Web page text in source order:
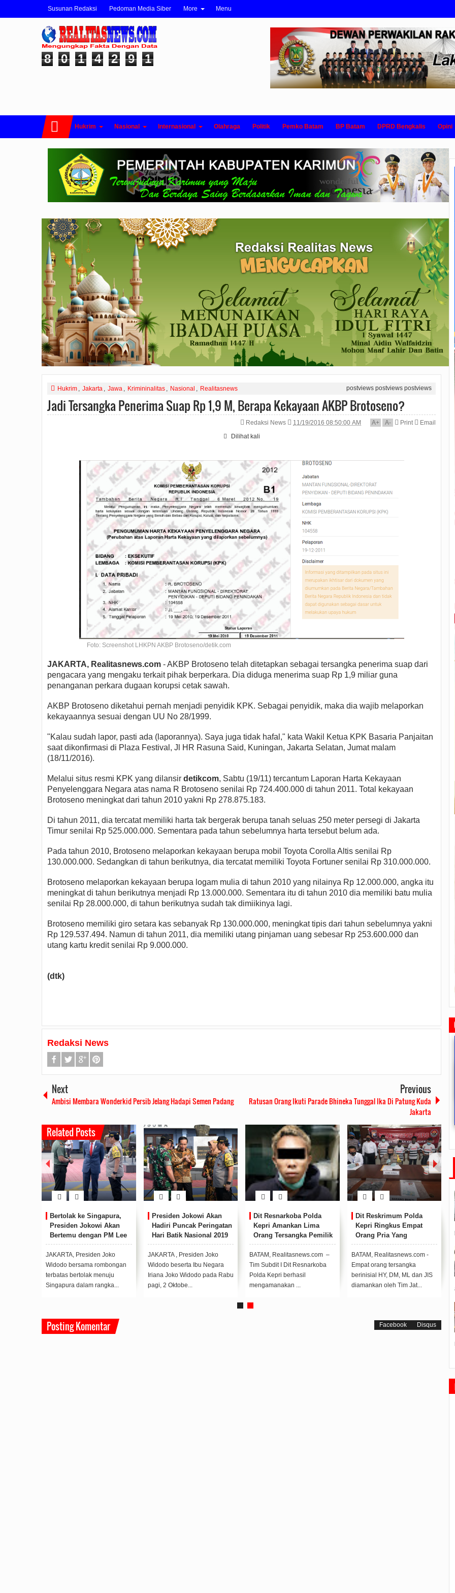
Susunan Redaksi Pedoman Media Siber More Menu
8 0 1 4 2 9 1
Hukrim Nasional Internasional Olahraga Politik Pemko Batam BP Batam DPRD Bengkalis Opini
Hukrim , Jakarta , Jawa , Krimininalitas , Nasional , Realitasnews postviewspostviewspostviews
Jadi Tersangka Penerima Suap Rp 1,9 M, Berapa Kekayaan AKBP Brotoseno?
Redaksi News 11/19/2016 08:50:00 AM A+ A- Print
Email
Dilihat kali
Foto: Screenshot LHKPN AKBP Brotoseno/detik.com
JAKARTA, Realitasnews.com - AKBP Brotoseno telah ditetapkan sebagai tersangka penerima suap dari
pengacara yang mengaku terkait pihak berperkara. Dia diduga menerima suap Rp 1,9 miliar guna
penanganan perkara dugaan korupsi cetak sawah.
AKBP Brotoseno diketahui pernah menjadi penyidik KPK. Sebagai penyidik, maka dia wajib melaporkan
kekayaannya sesuai dengan UU No 28/1999.
"Kalau sudah lapor, pasti ada (laporannya). Saya juga tidak hafal," kata Wakil Ketua KPK Basaria Panjaitan
saat dikonfirmasi di Plaza Festival, Jl HR Rasuna Said, Kuningan, Jakarta Selatan, Jumat malam
(18/11/2016).
Melalui situs resmi KPK yang dilansir detikcom, Sabtu (19/11) tercantum Laporan Harta Kekayaan
Penyelenggara Negara atas nama R Brotoseno senilai Rp 724.400.000 di tahun 2011. Total kekayaan
Brotoseno meningkat dari tahun 2010 yakni Rp 278.875.183.
Di tahun 2011, dia tercatat memiliki harta tak bergerak berupa tanah seluas 250 meter persegi di Jakarta
Timur senilai Rp 525.000.000. Sementara pada tahun sebelumnya harta tersebut belum ada.
Pada tahun 2010, Brotoseno melaporkan kekayaan berupa mobil Toyota Corolla Altis senilai Rp
130.000.000. Sedangkan di tahun berikutnya, dia tercatat memiliki Toyota Fortuner senilai Rp 310.000.000.
Brotoseno melaporkan kekayaan berupa logam mulia di tahun 2010 yang nilainya Rp 12.000.000, angka itu
meningkat di tahun berikutnya menjadi Rp 13.000.000. Sementara itu di tahun 2010 dia memiliki batu mulia
senilai Rp 28.000.000, di tahun berikutnya sudah tak dimiikinya lagi.
Brotoseno memiliki giro setara kas sebanyak Rp 130.000.000, meningkat tipis dari tahun sebelumnya yakni
Rp 129.537.494. Namun di tahun 2011, dia memiliki utang pinjaman uang sebesar Rp 253.600.000 dan
utang kartu kredit senilai Rp 9.000.000.
(dtk)
Redaksi News
Next
Ambisi Membara Wonderkid Persib Jelang Hadapi Semen Padang
Previous
Ratusan Orang Ikuti Parade Bhineka Tunggal Ika Di Patung Kuda
Jakarta
Related Posts
Bertolak ke Singapura,
Presiden Jokowi Akan
Bertemu dengan PM Lee
Hsien Loong
JAKARTA, Presiden Joko
Widodo bersama rombongan
terbatas bertolak menuju
Singapura dalam rangka...
Presiden Jokowi Akan
Hadiri Puncak Peringatan
Hari Batik Nasional 2019
JAKARTA , Presiden Joko
Widodo beserta Ibu Negara
Iriana Joko Widodo pada Rabu
pagi, 2 Oktobe...
Dit Resnarkoba Polda
Kepri Amankan Lima
Orang Tersangka Pemilik
1.000 Gram Narkotika
Jenis Sabu
BATAM, Realitasnews.com –
Tim Subdit I Dit Resnarkoba
Polda Kepri berhasil
mengamanakan ...
Dit Reskrimum Polda
Kepri Ringkus Empat
Orang Pria Yang
Melakukan Tindakan
Premanisme
BATAM, Realitasnews.com -
Empat orang tersangka
berinisial HY, DM, ML dan JIS
diamankan oleh Tim Jat...
Posting Komentar Facebook Disqus
2019/07/160 Comments 0 Comments
Dengan Masyarakat
2019/05/140 Comments
Ketua DPRD Tanjungpinang
Pengesahan Ranperda
APBD TA 2022 Menjadi
2022/09/240